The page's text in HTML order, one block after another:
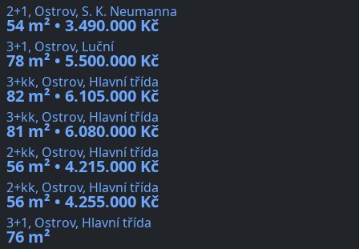
2+1, Ostrov, S. K. Neumanna
54 m² • 3.490.000 Kč
3+1, Ostrov, Luční
78 m² • 5.500.000 Kč
3+kk, Ostrov, Hlavní třída
82 m² • 6.105.000 Kč
3+kk, Ostrov, Hlavní třída
81 m² • 6.080.000 Kč
2+kk, Ostrov, Hlavní třída
56 m² • 4.215.000 Kč
2+kk, Ostrov, Hlavní třída
56 m² • 4.255.000 Kč
3+1, Ostrov, Hlavní třída
76 m²